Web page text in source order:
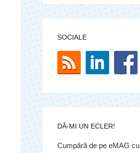
SOCIALE
DĂ-MI UN ECLER!
Cumpără de pe eMAG cu